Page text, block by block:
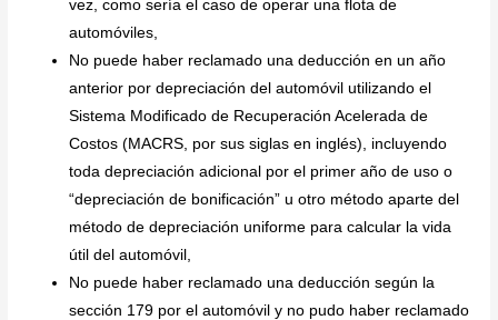
vez, como sería el caso de operar una flota de
automóviles,
No puede haber reclamado una deducción en un año
anterior por depreciación del automóvil utilizando el
Sistema Modificado de Recuperación Acelerada de
Costos (MACRS, por sus siglas en inglés), incluyendo
toda depreciación adicional por el primer año de uso o
“depreciación de bonificación” u otro método aparte del
método de depreciación uniforme para calcular la vida
útil del automóvil,
No puede haber reclamado una deducción según la
sección 179 por el automóvil y no pudo haber reclamado